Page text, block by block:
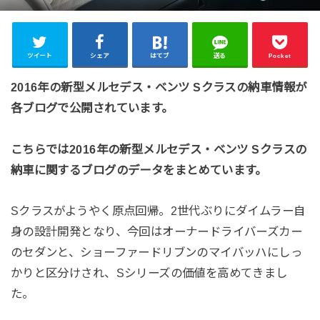
ツイート シェア はてブ 送る Pocket
2016年の新型メルセデス・ベンツ Sクラスの納車情報が
各ブログで公開されています。
こちらでは2016年の新型メルセデス・ベンツ Sクラスの
納車に関するブログのデータをまとめています。
Sクラスがようやく原点回帰。2世代ぶりにダイムラー自
身の設計開発となり、今回はオーナードライバーズカー
のセダンと、ショーファードリブンのマイバッハにしっ
かりと区分けされ、Sシリーズの価値を高めてきまし
た。